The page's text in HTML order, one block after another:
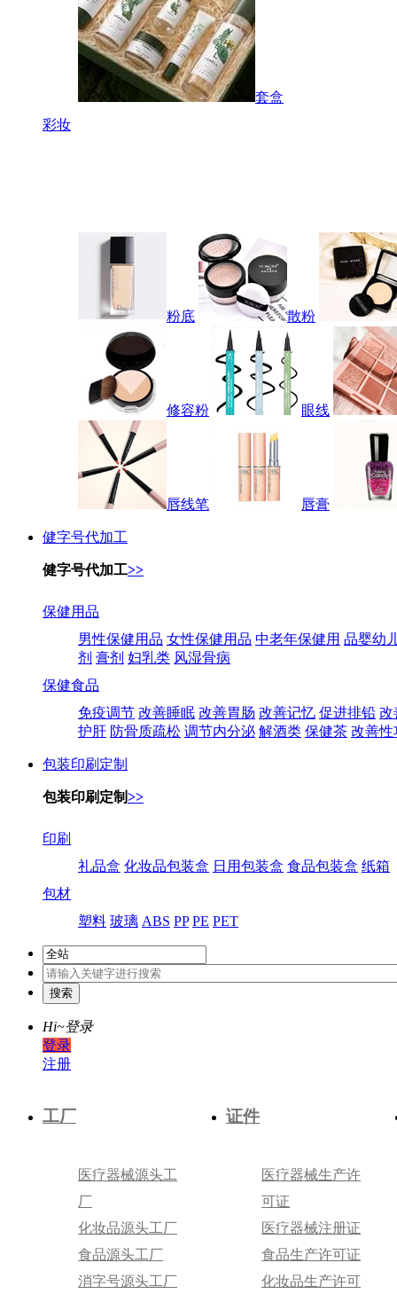
套盒
彩妆
粉底 散粉
修容粉 眼线
唇线笔 唇膏
健字号代加工
健字号代加工>>
保健用品
男性保健用品 女性保健用品 中老年保健用 品婴幼
剂 膏剂 妇乳类 风湿骨病
保健食品
免疫调节 改善睡眠 改善胃肠 改善记忆 促进排铅 改
护肝 防骨质疏松 调节内分泌 解酒类 保健茶 改善性
包装印刷定制
包装印刷定制>>
印刷
礼品盒 化妆品包装盒 日用包装盒 食品包装盒 纸箱
包材
塑料 玻璃 ABS PP PE PET
Hi~登录
登录
注册
工厂
医疗器械源头工
厂
化妆品源头工厂
食品源头工厂
消字号源头工厂
证件
医疗器械生产许
可证
医疗器械注册证
食品生产许可证
化妆品生产许可